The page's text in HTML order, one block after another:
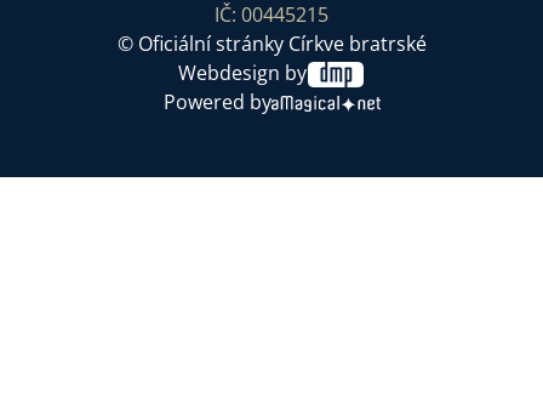
IČ: 00445215
© Oficiální stránky Církve bratrské
Webdesign by
Powered by